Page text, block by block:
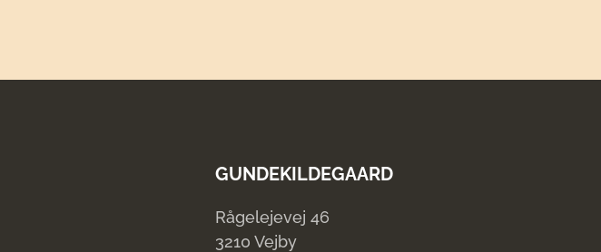
GUNDEKILDEGAARD
Rågelejevej 46
3210 Vejby